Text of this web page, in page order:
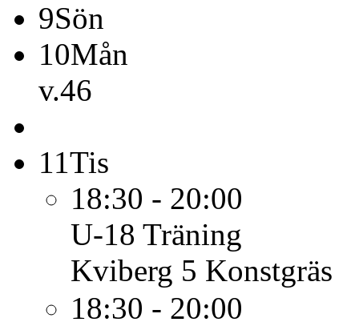
9Sön
10Mån
v.46
11Tis
18:30 - 20:00
U-18 Träning
Kviberg 5 Konstgräs
18:30 - 20:00